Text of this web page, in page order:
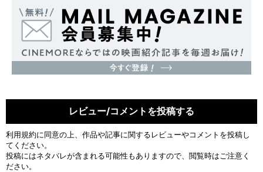
レビュー/コメントを投稿する
利用規約に同意の上、作品や記事に関するレビューやコメントを投稿し
てください。
投稿にはネタバレが含まれる可能性もありますので、閲覧時はご注意く
ださい。